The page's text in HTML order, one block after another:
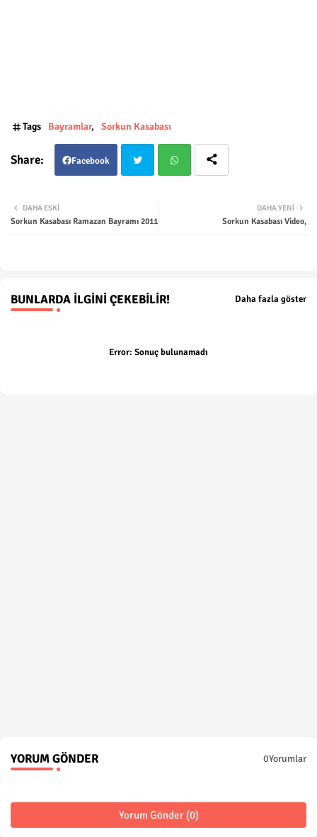
Tags Bayramlar Sorkun Kasabası
Facebook
ter
DAHA YENI
Sorkun Kasabası Video,
DAHA ESKI
Sorkun Kasabası Ramazan Bayramı 2011
BUNLARDA İLGINI ÇEKEBILIR! Daha fazla göster
Error: Sonuç bulunamadı
YORUM GÖNDER 0Yorumlar
Yorum Gönder (0)